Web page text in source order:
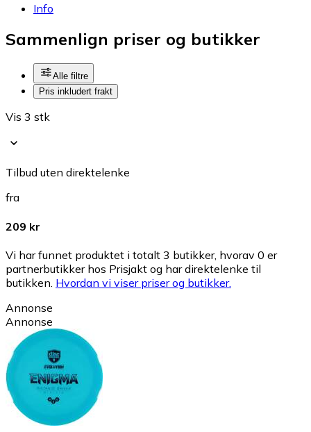
Info
Sammenlign priser og butikker
Alle filtre
Pris inkludert frakt
Vis 3 stk
Tilbud uten direktelenke
fra
209 kr
Vi har funnet produktet i totalt 3 butikker, hvorav 0 er
partnerbutikker hos Prisjakt og har direktelenke til
butikken. Hvordan vi viser priser og butikker.
Annonse
Annonse